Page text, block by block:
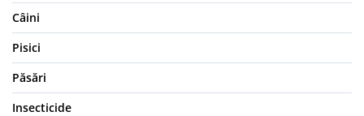
Câini
Pisici
Păsări
Insecticide